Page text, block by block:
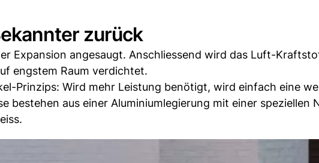
zurück
Expansion angesaugt. Anschliessend wird das Luft-
engstem Raum verdichtet.
Prinzips: Wird mehr Leistung benötigt, wird einfach eine
bestehen aus einer Aluminiumlegierung mit einer speziellen